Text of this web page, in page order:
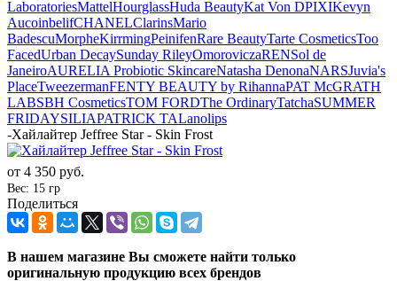
LaboratoriesMattelHourglassHuda BeautyKat Von DPIXIKevyn
AucoinbelifCHANELClarinsMario
BadescuMorpheKirrmingPeinifenRare BeautyTarte CosmeticsToo
FacedUrban DecaySunday RileyOmoroviczaRENSol de
JaneiroAURELIA Probiotic SkincareNatasha DenonaNARSJuvia's
PlaceTweezermanFENTY BEAUTY by RihannaPAT McGRATH
LABSBH CosmeticsTOM FORDThe OrdinaryTatchaSUMMER
FRIDAYSILIAPATRICK TALanolips
-Хайлайтер Jeffree Star - Skin Frost
от 4 350 руб.
Вес: 15 гр
Поделиться
В нашем магазине Вы сможете найти только
оригинальную продукцию всех брендов